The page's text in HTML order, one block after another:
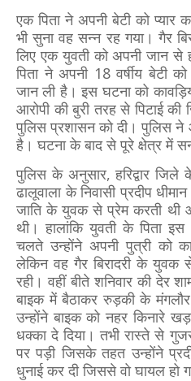
एक पिता ने अपनी बेटी को
भी सुना वह सन्न रह गया। गैर
लिए एक युवती को अपनी जान से
पिता ने अपनी 18 वर्षीय बेटी
जान ली है। इस घटना को
आरोपी की बुरी तरह से पिटाई
पुलिस प्रशासन को दी। पुलिस ने
है। घटना के बाद से पूरे क्षेत्र में
पुलिस के अनुसार, हरिद्वार
ढालूवाला के निवासी प्रदीप
जाति के युवक से प्रेम करती थी
थी। हालांकि युवती के पिता
चलते उन्होंने अपनी पुत्री को
लेकिन वह गैर बिरादरी के युवक
रही। वहीं बीते शनिवार की देर
बाइक में बैठाकर रुड़की के
उन्होंने बाइक को नहर किनारे
धक्का दे दिया। तभी रास्ते से
पर पड़ी जिसके तहत उन्होंने
धुनाई कर दी जिससे वो घायल हो